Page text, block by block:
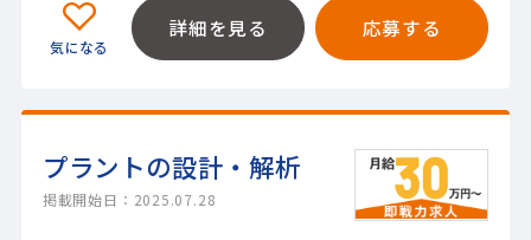
詳細を見る 応募する
プラントの設計・解析
掲載開始日：2025.07.28